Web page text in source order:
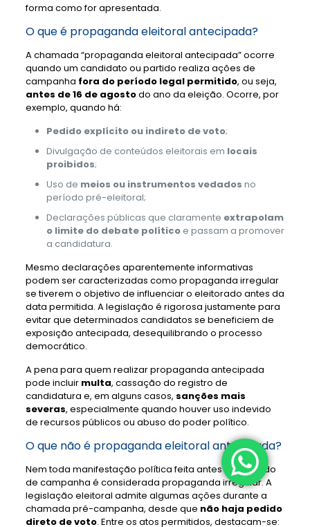
forma como for apresentada.
O que é propaganda eleitoral antecipada?
A chamada “propaganda eleitoral antecipada” ocorre
quando um candidato ou partido realiza ações de
campanha fora do período legal permitido, ou seja,
antes de 16 de agostodo ano da eleição. Ocorre, por
exemplo, quando há:
Pedido explícito ou indireto de voto;
Divulgação de conteúdos eleitorais em locais
proibidos;
Uso de meios ou instrumentos vedados no
período pré-eleitoral;
Declarações públicas que claramente extrapolam
o limite do debate políticoe passam a promover
a candidatura.
Mesmo declarações aparentemente informativas
podem ser caracterizadas como propaganda irregular
se tiverem o objetivo de influenciar o eleitorado antes da
data permitida. A legislação é rigorosa justamente para
evitar que determinados candidatos se beneficiem de
exposição antecipada, desequilibrando o processo
democrático.
A pena para quem realizar propaganda antecipada
pode incluir multa, cassação do registro de
candidatura e, em alguns casos, sanções mais
severas, especialmente quando houver uso indevido
de recursos públicos ou abuso do poder político.
O que não é propaganda eleitoral antecipada?
Nem toda manifestação política feita antes do período
de campanha é considerada propaganda irregular. A
legislação eleitoral admite algumas ações durante a
chamada pré-campanha, desde que não haja pedido
direto de voto. Entre os atos permitidos, destacam-se: